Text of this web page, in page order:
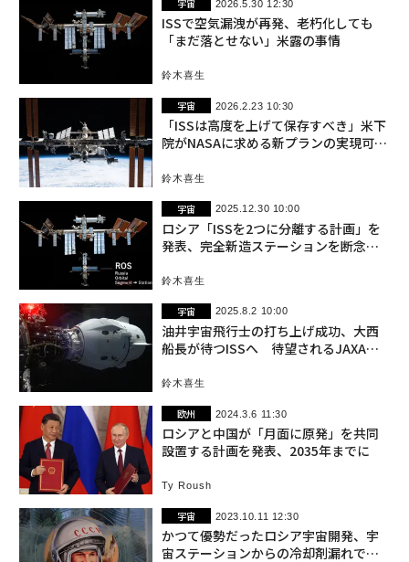
宇宙 2026.5.30 12:30
ISSで空気漏洩が再発、老朽化しても
「まだ落とせない」米露の事情
鈴木喜生
宇宙 2026.2.23 10:30
「ISSは高度を上げて保存すべき」米下
院がNASAに求める新プランの実現可能
鈴木喜生
宇宙 2025.12.30 10:00
ロシア「ISSを2つに分離する計画」を
発表、完全新造ステーションを断念し
鈴木喜生
宇宙 2025.8.2 10:00
油井宇宙飛行士の打ち上げ成功、大西
船長が待つISSへ 待望されるJAXA補
鈴木喜生
欧州 2024.3.6 11:30
ロシアと中国が「月面に原発」を共同
設置する計画を発表、2035年までに
Ty Roush
宇宙 2023.10.11 12:30
かつて優勢だったロシア宇宙開発、宇
宙ステーションからの冷却剤漏れで再